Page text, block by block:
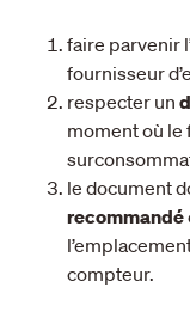
faire parvenir
fournisseur
respecter un
moment où le
le document
recommandé
compteur.